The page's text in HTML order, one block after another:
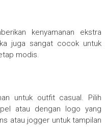
kenyamanan ekstra
juga sangat cocok untuk
modis.
untuk outfit casual. Pilih
atau dengan logo yang
atau jogger untuk tampilan